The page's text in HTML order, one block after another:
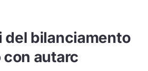
del bilanciamento
autarc